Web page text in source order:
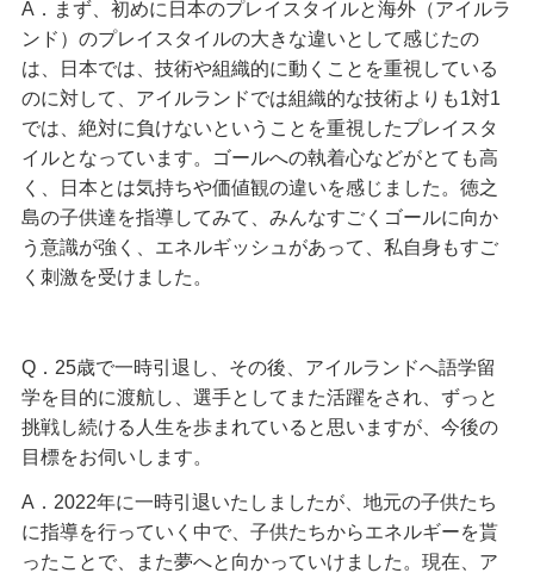
A．まず、初めに日本のプレイスタイルと海外（アイルラ
ンド）のプレイスタイルの大きな違いとして感じたの
は、日本では、技術や組織的に動くことを重視している
のに対して、アイルランドでは組織的な技術よりも1対1
では、絶対に負けないということを重視したプレイスタ
イルとなっています。ゴールへの執着心などがとても高
く、日本とは気持ちや価値観の違いを感じました。徳之
島の子供達を指導してみて、みんなすごくゴールに向か
う意識が強く、エネルギッシュがあって、私自身もすご
く刺激を受けました。​​​​​​
Q．25歳で一時引退し、その後、アイルランドへ語学留
学を目的に渡航し、選手としてまた活躍をされ、ずっと
挑戦し続ける人生を歩まれていると思いますが、今後の
目標をお伺いします。
A．2022年に一時引退いたしましたが、地元の子供たち
に指導を行っていく中で、子供たちからエネルギーを貰
ったことで、また夢へと向かっていけました。現在、ア